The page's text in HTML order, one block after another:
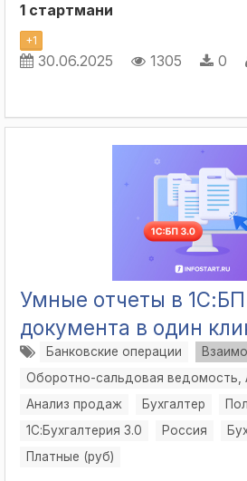
1 стартмани
+1
30.06.2025 1305 0
Умные отчеты в 1С:БП
документа в один
Банковские операции
Оборотно-сальдовая ведомость,
Анализ продаж
Бухгалтер
1С:Бухгалтерия 3.0
Россия
Платные (руб)